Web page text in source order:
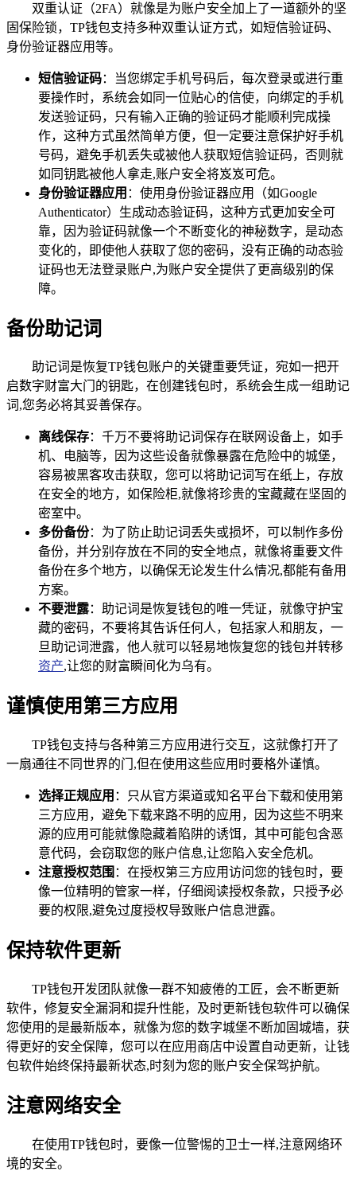
双重认证（2FA）就像是为账户安全加上了一道额外的坚
固保险锁，TP钱包支持多种双重认证方式，如短信验证码、
身份验证器应用等。
短信验证码：当您绑定手机号码后，每次登录或进行重
要操作时，系统会如同一位贴心的信使，向绑定的手机
发送验证码，只有输入正确的验证码才能顺利完成操
作，这种方式虽然简单方便，但一定要注意保护好手机
号码，避免手机丢失或被他人获取短信验证码，否则就
如同钥匙被他人拿走,账户安全将岌岌可危。
身份验证器应用 ：使用身份验证器应用（如Google
Authenticator）生成动态验证码，这种方式更加安全可
靠，因为验证码就像一个不断变化的神秘数字，是动态
变化的，即使他人获取了您的密码，没有正确的动态验
证码也无法登录账户,为账户安全提供了更高级别的保
障。
备份助记词
助记词是恢复TP钱包账户的关键重要凭证，宛如一把开
启数字财富大门的钥匙，在创建钱包时，系统会生成一组助记
词,您务必将其妥善保存。
离线保存：千万不要将助记词保存在联网设备上，如手
机、电脑等，因为这些设备就像暴露在危险中的城堡，
容易被黑客攻击获取，您可以将助记词写在纸上，存放
在安全的地方，如保险柜,就像将珍贵的宝藏藏在坚固的
密室中。
多份备份：为了防止助记词丢失或损坏，可以制作多份
备份，并分别存放在不同的安全地点，就像将重要文件
备份在多个地方，以确保无论发生什么情况,都能有备用
方案。
不要泄露：助记词是恢复钱包的唯一凭证，就像守护宝
藏的密码，不要将其告诉任何人，包括家人和朋友，一
旦助记词泄露，他人就可以轻易地恢复您的钱包并转移
资产,让您的财富瞬间化为乌有。
谨慎使用第三方应用
TP钱包支持与各种第三方应用进行交互，这就像打开了
一扇通往不同世界的门,但在使用这些应用时要格外谨慎。
选择正规应用 ：只从官方渠道或知名平台下载和使用第
三方应用，避免下载来路不明的应用，因为这些不明来
源的应用可能就像隐藏着陷阱的诱饵，其中可能包含恶
意代码，会窃取您的账户信息,让您陷入安全危机。
注意授权范围 ：在授权第三方应用访问您的钱包时，要
像一位精明的管家一样，仔细阅读授权条款，只授予必
要的权限,避免过度授权导致账户信息泄露。
保持软件更新
TP钱包开发团队就像一群不知疲倦的工匠，会不断更新
软件，修复安全漏洞和提升性能，及时更新钱包软件可以确保
您使用的是最新版本，就像为您的数字城堡不断加固城墙，获
得更好的安全保障，您可以在应用商店中设置自动更新，让钱
包软件始终保持最新状态,时刻为您的账户安全保驾护航。
注意网络安全
在使用TP钱包时，要像一位警惕的卫士一样,注意网络环
境的安全。